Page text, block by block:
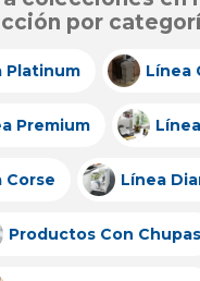
por
Platinum Línea
Premium
Corse Línea
Productos Con Chupas